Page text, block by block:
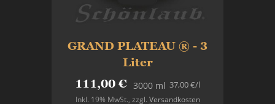
GRAND PLATEAU ® - 3
Liter
111,00 € 3000 ml
Inkl. 19% MwSt., zzgl. Versandkosten
37,00 €/l